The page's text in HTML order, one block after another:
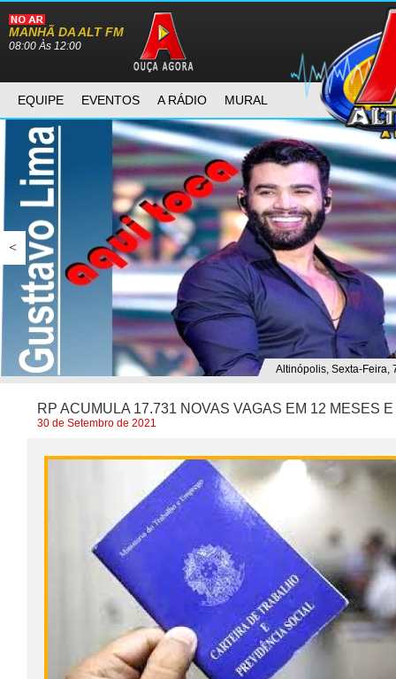
MANHÃ DA ALT FM
08:00 Às 12:00
EQUIPE EVENTOS A RÁDIO MURAL
<
Altinópolis, Sexta-Feira,
RP ACUMULA 17.731 NOVAS VAGAS EM 12 MESES
30 de Setembro de 2021